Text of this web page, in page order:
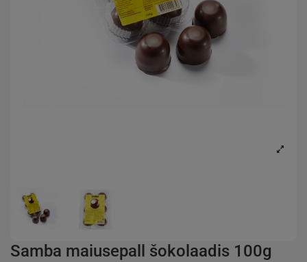
Samba maiusepall šokolaadis 100g